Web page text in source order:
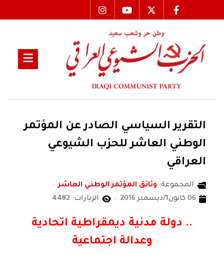
التقرير السياسي الصادر عن المؤتمر
الوطني العاشر للحزب الشيوعي
العراقي
المجموعة: وثائق المؤتمر الوطني العاشر
06 كانون1/ديسمبر 2016
الزيارات: 4482
.. دولة مدنية ديمقراطية اتحادية
وعدالة اجتماعية